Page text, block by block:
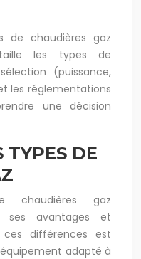
de chaudières gaz
les types de
(puissance,
les réglementations
une décision
TYPES DE
chaudières gaz
ses avantages et
ces différences est
adapté à